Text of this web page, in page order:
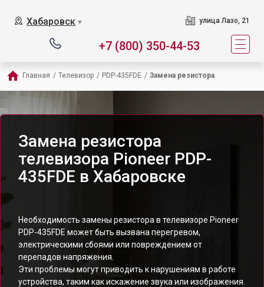
Хабаровск ▼ улица Лазо, 21
+7 (800) 350-44-53
Главная / Телевизор / PDP-435FDE / Замена резистора
Замена резистора
телевизора Pioneer PDP-
435FDE в Хабаровске
Необходимость замены резистора в телевизоре Pioneer
PDP-435FDE может быть вызвана перегревом,
электрическими сбоями или повреждением от
перепадов напряжения.
Эти проблемы могут приводить к нарушениям в работе
устройства, таким как искажение звука или изображения.